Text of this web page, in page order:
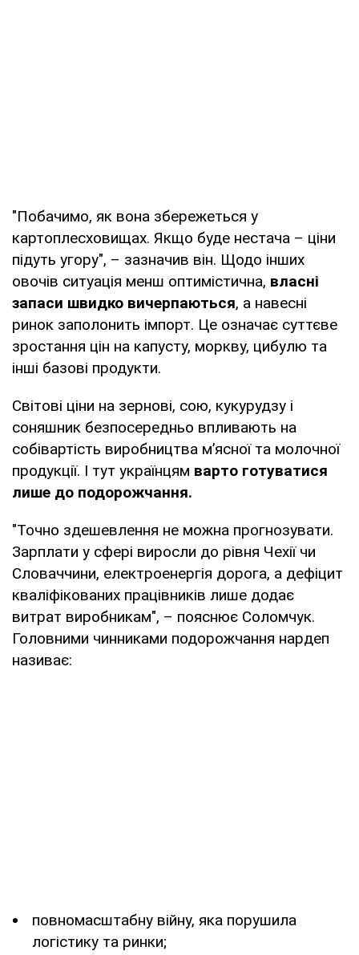
"Побачимо, як вона збережеться у
картоплесховищах. Якщо буде нестача – ціни
підуть угору", – зазначив він. Щодо інших
овочів ситуація менш оптимістична, власні
запаси швидко вичерпаються, а навесні
ринок заполонить імпорт. Це означає суттєве
зростання цін на капусту, моркву, цибулю та
інші базові продукти.
Світові ціни на зернові, сою, кукурудзу і
соняшник безпосередньо впливають на
собівартість виробництва м’ясної та молочної
продукції. І тут українцям варто готуватися
лише до подорожчання.
"Точно здешевлення не можна прогнозувати.
Зарплати у сфері виросли до рівня Чехії чи
Словаччини, електроенергія дорога, а дефіцит
кваліфікованих працівників лише додає
витрат виробникам", – пояснює Соломчук.
Головними чинниками подорожчання нардеп
називає:
повномасштабну війну, яка порушила
логістику та ринки;